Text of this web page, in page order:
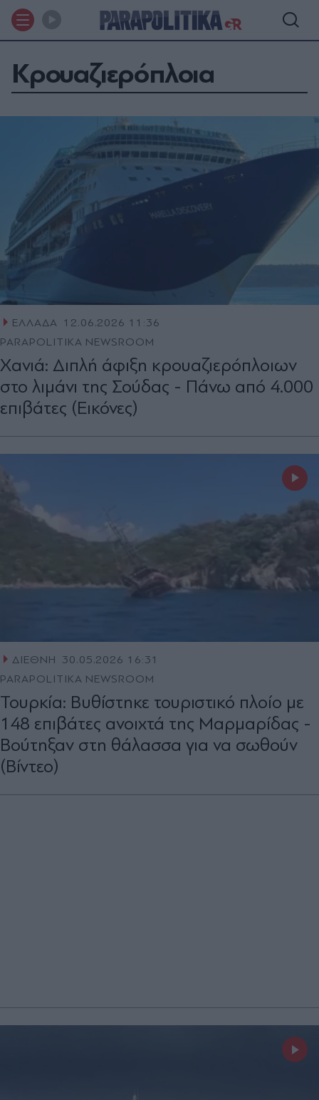
Κρουαζιερόπλοια
ΕΛΛΑΔΑ 12.06.2026 11:36
PARAPOLITIKA NEWSROOM
Χανιά: Διπλή άφιξη κρουαζιερόπλοιων
στο λιμάνι της Σούδας - Πάνω από 4.000
επιβάτες (Εικόνες)
ΔΙΕΘΝΗ
30.05.2026 16:31
PARAPOLITIKA NEWSROOM
Τουρκία: Βυθίστηκε τουριστικό πλοίο με
148 επιβάτες ανοιχτά της Μαρμαρίδας -
Βούτηξαν στη θάλασσα για να σωθούν
(Βίντεο)